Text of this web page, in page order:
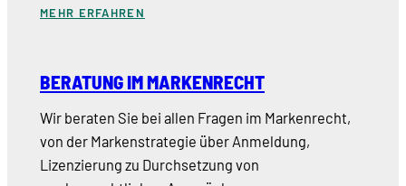
MEHR ERFAHREN
BERATUNG IM MARKENRECHT
Wir beraten Sie bei allen Fragen im Markenrecht,
von der Markenstrategie über Anmeldung,
Lizenzierung zu Durchsetzung von